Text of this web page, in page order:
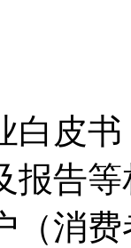
白皮
报告
（消